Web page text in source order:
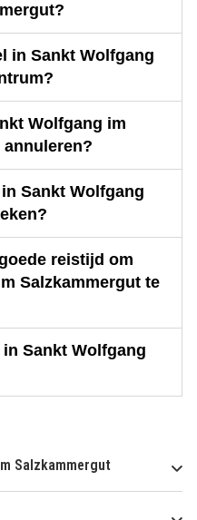
in Sankt Wolfgang
Wolfgang im
Sankt Wolfgang
reistijd om
Salzkammergut te
Sankt Wolfgang
Salzkammergut